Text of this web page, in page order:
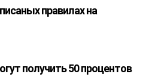
правилах на
получить 50 процентов